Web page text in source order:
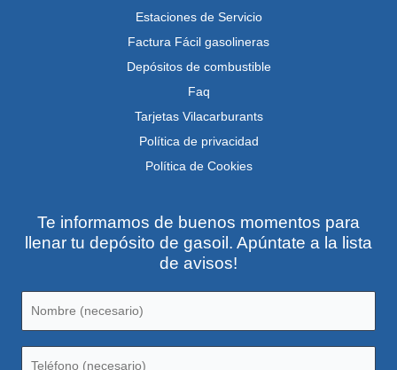
Estaciones de Servicio
Factura Fácil gasolineras
Depósitos de combustible
Faq
Tarjetas Vilacarburants
Política de privacidad
Política de Cookies
Te informamos de buenos momentos para
llenar tu depósito de gasoil. Apúntate a la lista
de avisos!